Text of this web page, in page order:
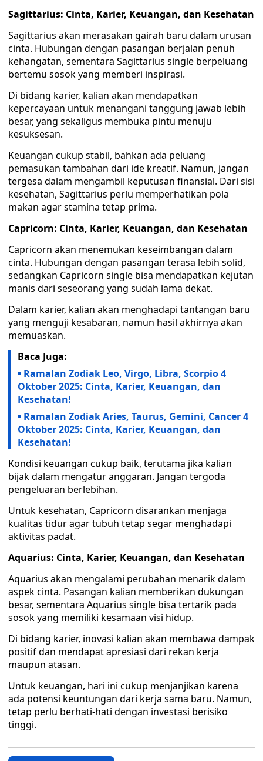
Sagittarius: Cinta, Karier, Keuangan, dan Kesehatan
Sagittarius akan merasakan gairah baru dalam urusan
cinta. Hubungan dengan pasangan berjalan penuh
kehangatan, sementara Sagittarius single berpeluang
bertemu sosok yang memberi inspirasi.
Di bidang karier, kalian akan mendapatkan
kepercayaan untuk menangani tanggung jawab lebih
besar, yang sekaligus membuka pintu menuju
kesuksesan.
Keuangan cukup stabil, bahkan ada peluang
pemasukan tambahan dari ide kreatif. Namun, jangan
tergesa dalam mengambil keputusan finansial. Dari sisi
kesehatan, Sagittarius perlu memperhatikan pola
makan agar stamina tetap prima.
Capricorn: Cinta, Karier, Keuangan, dan Kesehatan
Capricorn akan menemukan keseimbangan dalam
cinta. Hubungan dengan pasangan terasa lebih solid,
sedangkan Capricorn single bisa mendapatkan kejutan
manis dari seseorang yang sudah lama dekat.
Dalam karier, kalian akan menghadapi tantangan baru
yang menguji kesabaran, namun hasil akhirnya akan
memuaskan.
Baca Juga:
Ramalan Zodiak Leo, Virgo, Libra, Scorpio 4
Oktober 2025: Cinta, Karier, Keuangan, dan
Kesehatan!
Ramalan Zodiak Aries, Taurus, Gemini, Cancer 4
Oktober 2025: Cinta, Karier, Keuangan, dan
Kesehatan!
Kondisi keuangan cukup baik, terutama jika kalian
bijak dalam mengatur anggaran. Jangan tergoda
pengeluaran berlebihan.
Untuk kesehatan, Capricorn disarankan menjaga
kualitas tidur agar tubuh tetap segar menghadapi
aktivitas padat.
Aquarius: Cinta, Karier, Keuangan, dan Kesehatan
Aquarius akan mengalami perubahan menarik dalam
aspek cinta. Pasangan kalian memberikan dukungan
besar, sementara Aquarius single bisa tertarik pada
sosok yang memiliki kesamaan visi hidup.
Di bidang karier, inovasi kalian akan membawa dampak
positif dan mendapat apresiasi dari rekan kerja
maupun atasan.
Untuk keuangan, hari ini cukup menjanjikan karena
ada potensi keuntungan dari kerja sama baru. Namun,
tetap perlu berhati-hati dengan investasi berisiko
tinggi.